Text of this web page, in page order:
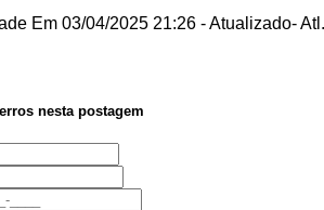
Em 03/04/2025 21:26 - Atualizado- Atl.
nesta postagem